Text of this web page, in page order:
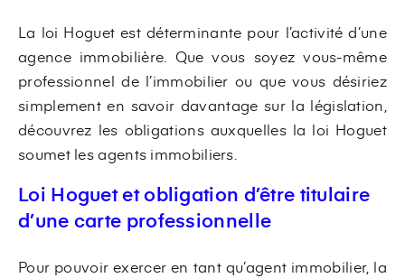
La loi Hoguet est déterminante pour l’activité d’une
agence immobilière. Que vous soyez vous-même
professionnel de l’immobilier ou que vous désiriez
simplement en savoir davantage sur la législation,
découvrez les obligations auxquelles la loi Hoguet
soumet les agents immobiliers.
Loi Hoguet et obligation d’être titulaire
d’une carte professionnelle
Pour pouvoir exercer en tant qu’agent immobilier, la